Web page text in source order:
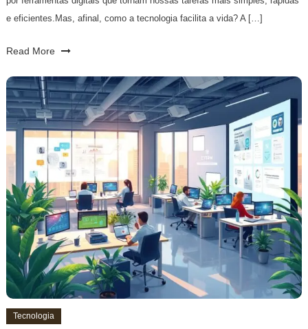
e eficientes.Mas, afinal, como a tecnologia facilita a vida? A […]
Read More
Tecnologia